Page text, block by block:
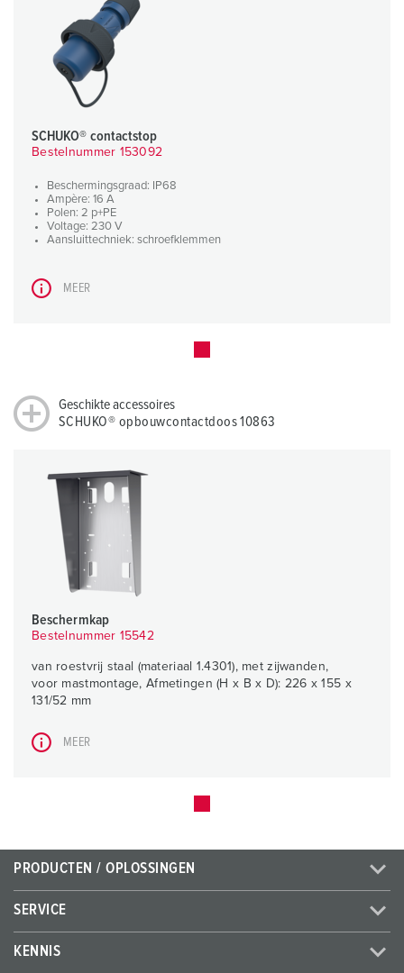
SCHUKO® contactstop
Bestelnummer 153092
Beschermingsgraad: IP68
Ampère: 16 A
Polen: 2 p+PE
Voltage: 230 V
Aansluittechniek: schroefklemmen
MEER
Geschikte accessoires
SCHUKO® opbouwcontactdoos 10863
Beschermkap
Bestelnummer 15542
van roestvrij staal (materiaal 1.4301), met zijwanden,
voor mastmontage, Afmetingen (H x B x D): 226 x 155 x
131/52 mm
MEER
PRODUCTEN / OPLOSSINGEN
SERVICE
KENNIS